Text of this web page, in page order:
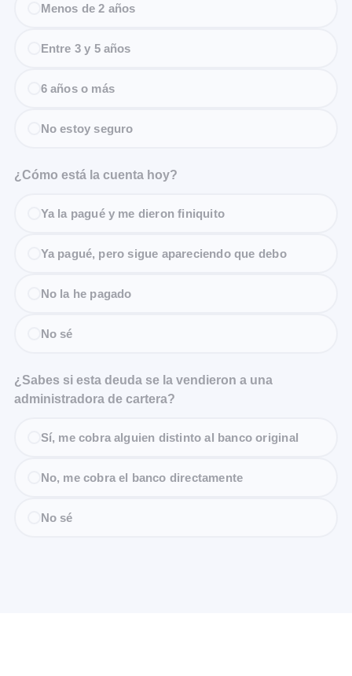
Menos de 2 años
Entre 3 y 5 años
6 años o más
No estoy seguro
¿Cómo está la cuenta hoy?
Ya la pagué y me dieron finiquito
Ya pagué, pero sigue apareciendo que debo
No la he pagado
No sé
¿Sabes si esta deuda se la vendieron a una
administradora de cartera?
Sí, me cobra alguien distinto al banco original
No, me cobra el banco directamente
No sé